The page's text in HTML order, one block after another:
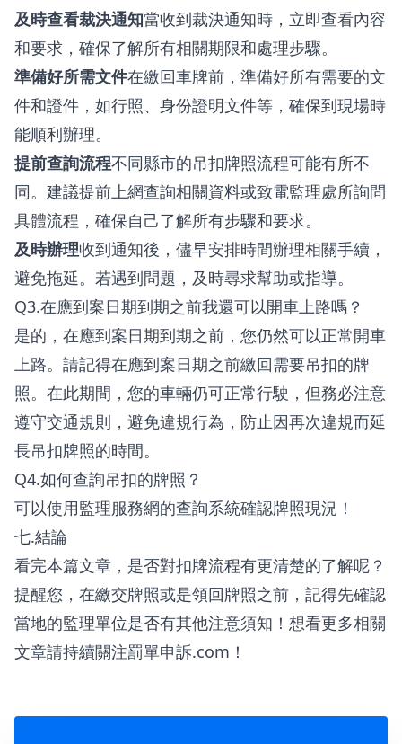
及時查看裁決通知當收到裁決通知時，立即查看內容
和要求，確保了解所有相關期限和處理步驟。
準備好所需文件在繳回車牌前，準備好所有需要的文
件和證件，如行照、身份證明文件等，確保到現場時
能順利辦理。
提前查詢流程不同縣市的吊扣牌照流程可能有所不
同。建議提前上網查詢相關資料或致電監理處所詢問
具體流程，確保自己了解所有步驟和要求。
及時辦理收到通知後，儘早安排時間辦理相關手續，
避免拖延。若遇到問題，及時尋求幫助或指導。
Q3.在應到案日期到期之前我還可以開車上路嗎？
是的，在應到案日期到期之前，您仍然可以正常開車
上路。請記得在應到案日期之前繳回需要吊扣的牌
照。在此期間，您的車輛仍可正常行駛，但務必注意
遵守交通規則，避免違規行為，防止因再次違規而延
長吊扣牌照的時間。
Q4.如何查詢吊扣的牌照？
可以使用監理服務網的查詢系統確認牌照現況！
七.結論
看完本篇文章，是否對扣牌流程有更清楚的了解呢？
提醒您，在繳交牌照或是領回牌照之前，記得先確認
當地的監理單位是否有其他注意須知！ 想看更多相關
文章請持續關注罰單申訴.com ！